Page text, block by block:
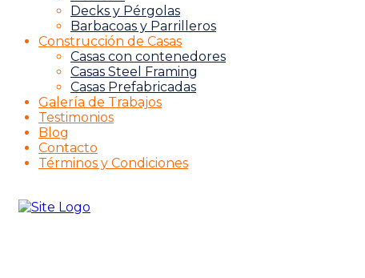
Decks y Pérgolas
Barbacoas y Parrilleros
Construcción de Casas
Casas con contenedores
Casas Steel Framing
Casas Prefabricadas
Galería de Trabajos
Testimonios
Blog
Contacto
Términos y Condiciones